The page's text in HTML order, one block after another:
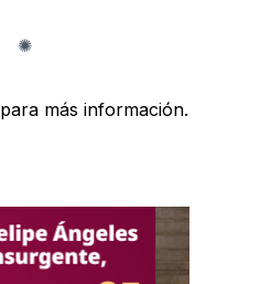
para más información.